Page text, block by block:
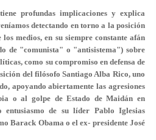
profundas implicaciones y explica
detectando en torno a la posición
medios, en su siempre constante afán
de "comunista" o "antisistema") sobre
como su compromiso en defensa de
del filósofo Santiago Alba Rico, uno
apoyando abiertamente las agresiones
o al golpe de Estado de Maidán en
de su líder Pablo Iglesias
Barack Obama o el ex- presidente José